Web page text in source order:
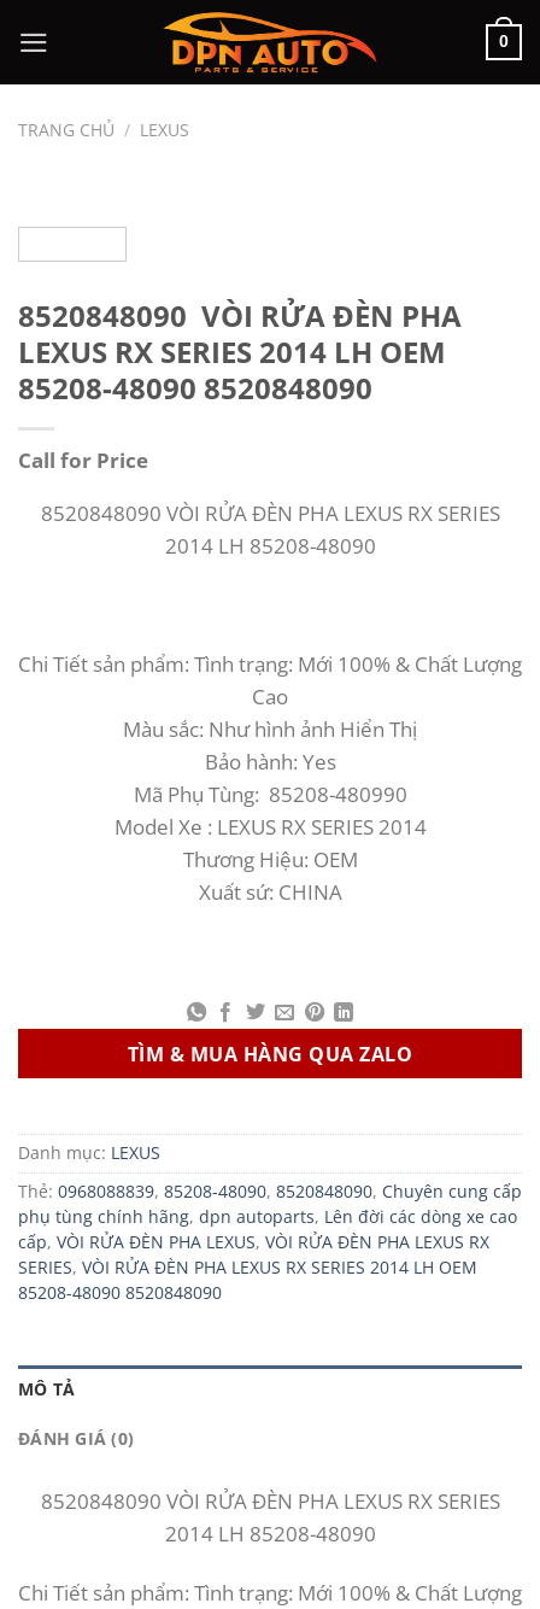
đến
nội
0
TRANG CHỦ / LEXUS
8520848090 VÒI RỬA ĐÈN PHA
LEXUS RX SERIES 2014 LH OEM
85208-48090 8520848090
Call for Price
8520848090 VÒI RỬA ĐÈN PHA LEXUS RX SERIES
2014 LH 85208-48090
Chi Tiết sản phẩm: Tình trạng: Mới 100% & Chất Lượng
Cao
Màu sắc: Như hình ảnh Hiển Thị
Bảo hành: Yes
Mã Phụ Tùng: 85208-480990
Model Xe : LEXUS RX SERIES 2014
Thương Hiệu: OEM
Xuất sứ: CHINA
TÌM & MUA HÀNG QUA ZALO
Danh mục: LEXUS
Thẻ: 0968088839, 85208-48090, 8520848090, Chuyên cung cấp
phụ tùng chính hãng, dpn autoparts, Lên đời các dòng xe cao
cấp, VÒI RỬA ĐÈN PHA LEXUS, VÒI RỬA ĐÈN PHA LEXUS RX
SERIES, VÒI RỬA ĐÈN PHA LEXUS RX SERIES 2014 LH OEM
85208-48090 8520848090
MÔ TẢ
ĐÁNH GIÁ (0)
8520848090 VÒI RỬA ĐÈN PHA LEXUS RX SERIES
2014 LH 85208-48090
Chi Tiết sản phẩm: Tình trạng: Mới 100% & Chất Lượng